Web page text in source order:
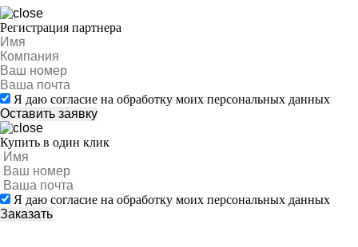
Регистрация партнера
Я даю согласие на обработку моих персональных данных
Купить в один клик
Я даю согласие на обработку моих персональных данных